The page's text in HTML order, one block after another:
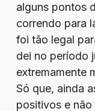
alguns pontos
correndo para
foi tão legal
dei no período
extremamente
Só que, ainda
positivos e